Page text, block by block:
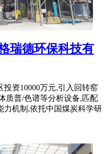
瑞德环保科技有
资10000万元,引入回转窑
质普/色谱等分析设备,匹配
力机制,依托中国煤炭科学研